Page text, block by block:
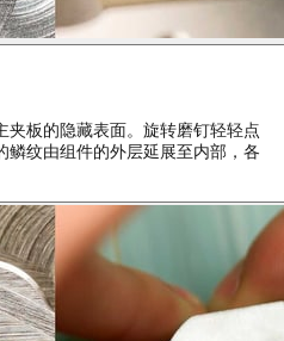
夹板的隐藏表面。旋转磨钉轻轻点
鳞纹由组件的外层延展至内部，各